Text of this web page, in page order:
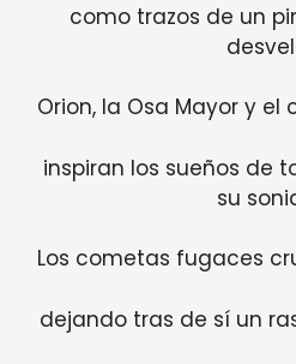
como trazos de un
Orion, la Osa Mayor y el
inspiran los sueños de
su
Los cometas fugaces
dejando tras de sí un